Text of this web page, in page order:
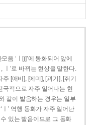
음 ‘ㅣ[j]’에 동화되어 앞에
, ㅣ’로 바뀌는 현상을 말한다.
[애비], [에미], [괴기], [쥐기
국적으로 자주 일어나는 현
같이 발음하는 경우는 일부
’ 역행 동화가 자주 일어난
있는 발음이므로 그 동화